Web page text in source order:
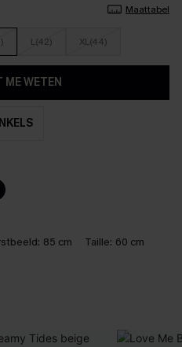
Maattabel
L(42) XL(44)
ME WETEN
85 cm Taille: 60 cm